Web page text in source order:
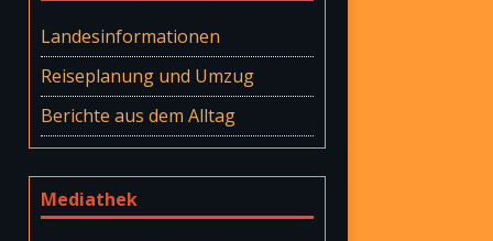
Landesinformationen
Reiseplanung und Umzug
Berichte aus dem Alltag
Mediathek